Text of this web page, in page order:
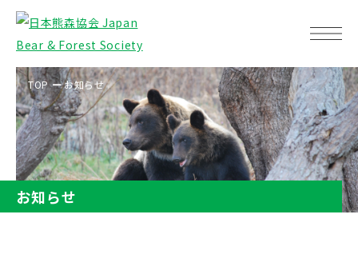
TOP お知らせ
お知らせ